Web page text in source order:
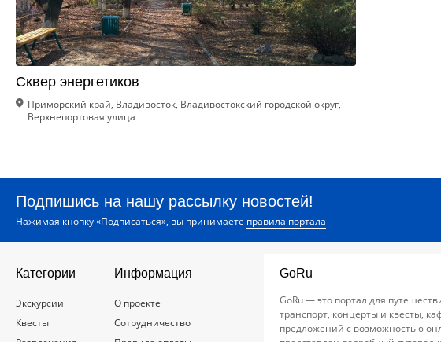
Сквер энергетиков
Приморский край, Владивосток, Владивостокский городской округ,
Верхнепортовая улица
Подпишись на нашу рассылку новостей!
Нажимая кнопку «Подписаться», вы принимаете правила портала
Категории
Экскурсии
Квесты
Информация
О проекте
Сотрудничество
GoRu
GoRu — это портал для
транспорт, концерты и квесты,
предложений с возможностью